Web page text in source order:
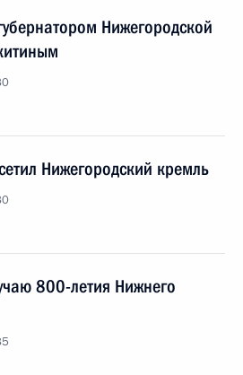
Нижегородской
Нижегородский кремль
800-летия Нижнего